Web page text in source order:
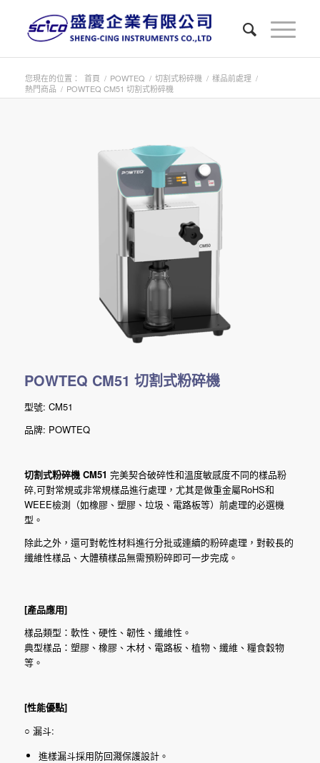
您現在的位置： 首頁 / POWTEQ / 切割式粉碎機 / 樣品前處理 /
熱門商品 / POWTEQ CM51 切割式粉碎機
POWTEQ CM51 切割式粉碎機
型號: CM51
品牌: POWTEQ
切割式粉碎機 CM51 完美契合破碎性和溫度敏感度不同的樣品粉
碎,可對常規或非常規樣品進行處理，尤其是做重金屬RoHS和
WEEE檢測（如橡膠、塑膠、垃圾、電路板等）前處理的必選機
型。
除此之外，還可對乾性材料進行分批或連續的粉碎處理，對較長的
纖維性樣品、大體積樣品無需預粉碎即可一步完成。
[產品應用]
樣品類型：軟性、硬性、韌性、纖維性。
典型樣品：塑膠、橡膠、木材、電路板、植物、纖維、糧食穀物
等。
[性能優點]
○ 漏斗:
進樣漏斗採用防回濺保護設計。